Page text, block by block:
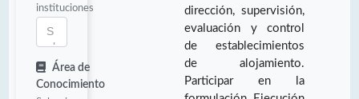
instituciones
Área de
Conocimiento
dirección, supervisión,
evaluación y control
de establecimientos
de alojamiento.
Participar en la